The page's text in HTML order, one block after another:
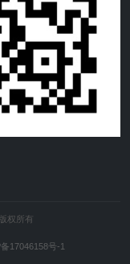
权所有
17046158号-1